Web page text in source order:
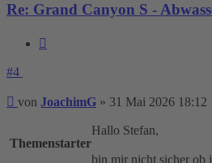
Re: Grand Canyon S -
#4
Beitrag
von JoachimG » 31 Mai 2026 18:12
Themenstarter
Hallo Stefan,
bin mir nicht sicher ob